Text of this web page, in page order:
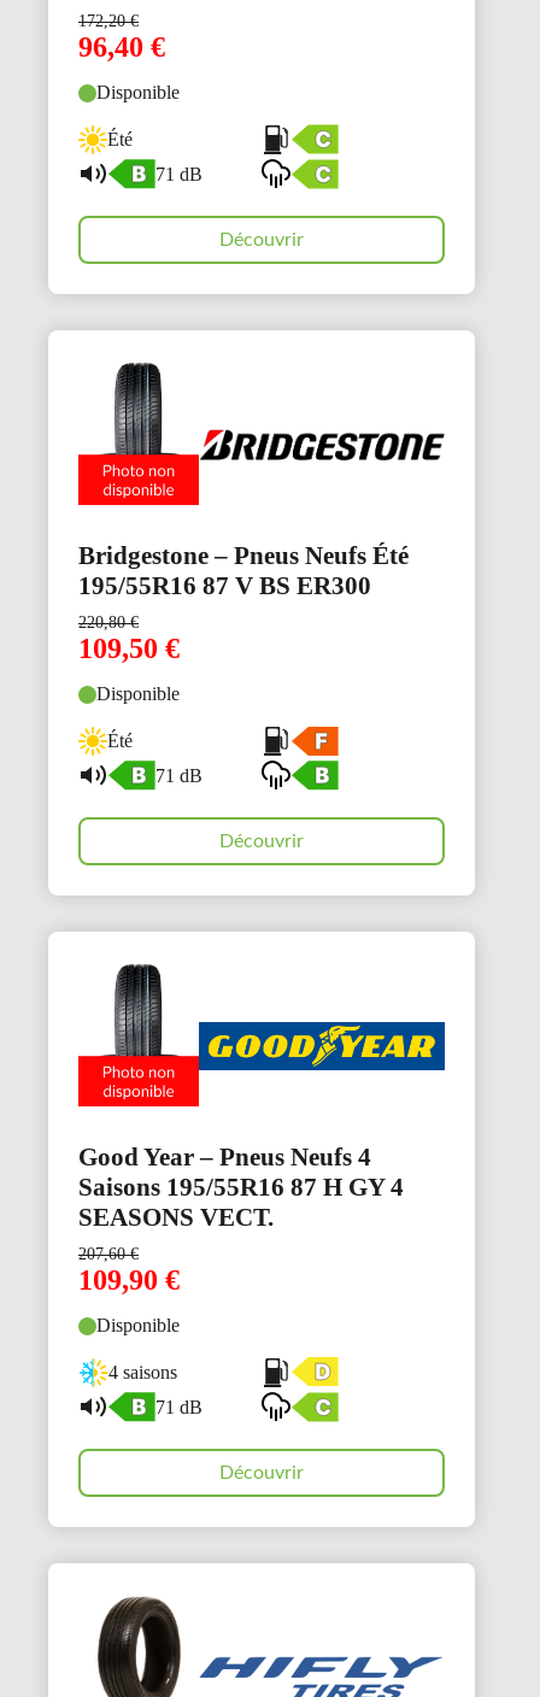
172,20€
96,40 €
Disponible
Été
71 dB
Découvrir
Bridgestone – Pneus Neufs Été
195/55R16 87 V BS ER300
220,80€
109,50 €
Disponible
Été
71 dB
Découvrir
Good Year – Pneus Neufs 4
Saisons 195/55R16 87 H GY 4
SEASONS VECT.
207,60€
109,90 €
Disponible
4 saisons
71 dB
Découvrir